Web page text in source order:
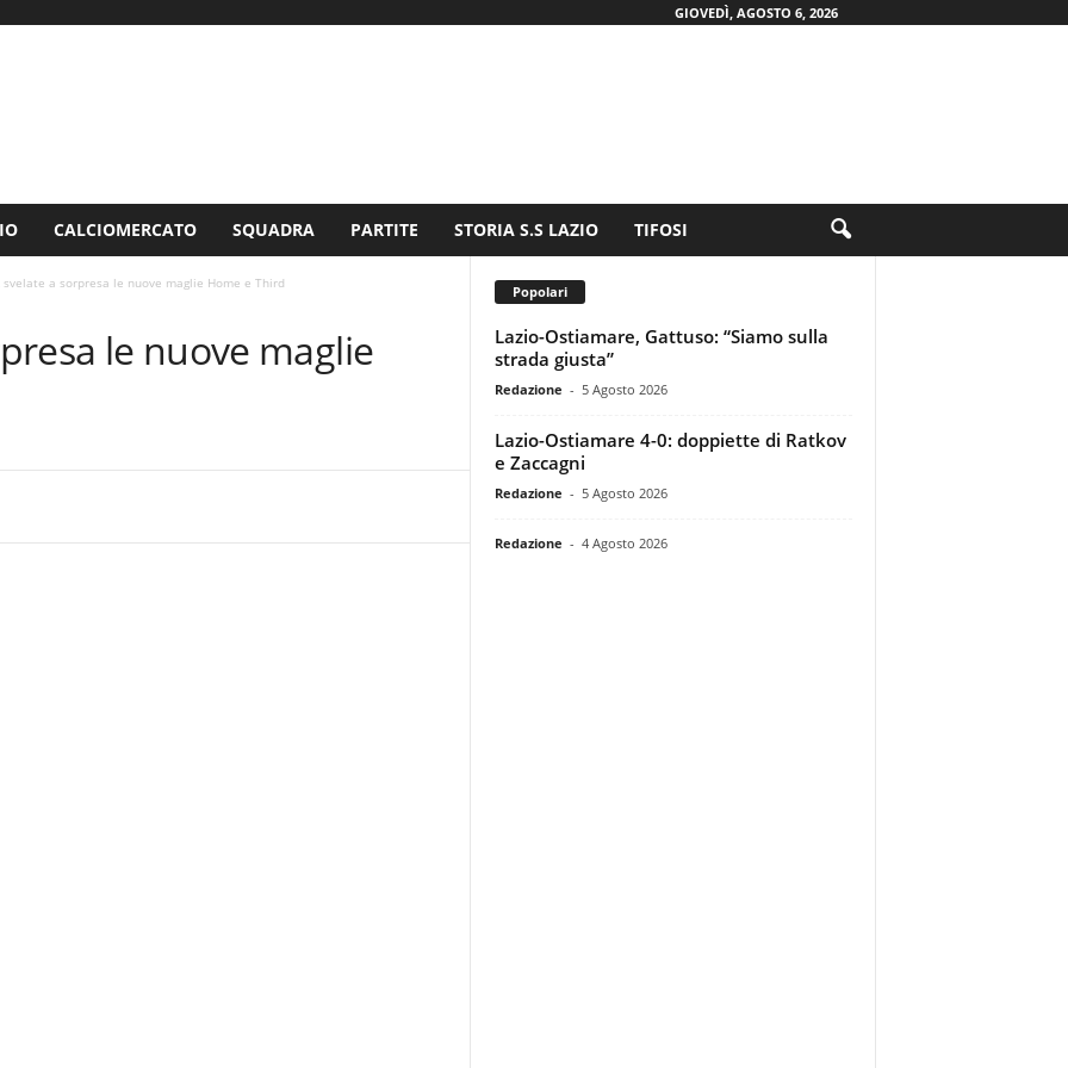
GIOVEDÌ, AGOSTO 6, 2026
CALCIOMERCATO SQUADRA PARTITE STORIA S.S LAZIO TIFOSI
svelate a sorpresa le nuove maglie Home e Third
le nuove maglie
Popolari
Lazio-Ostiamare, Gattuso: “Siamo sulla
strada giusta”
Redazione - 5 Agosto 2026
Lazio-Ostiamare 4-0: doppiette di Ratkov
e Zaccagni
Redazione - 5 Agosto 2026
Redazione - 4 Agosto 2026